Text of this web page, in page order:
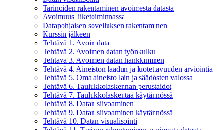
Tarinoiden rakentaminen avoimesta datasta
Avoimuus liiketoiminnassa
Datapohjaisen sovelluksen rakentaminen
Kurssin jälkeen
Tehtävä 1. Avoin data
Tehtävä 2. Avoimen datan työnkulku
Tehtävä 3. Avoimen datan hankkiminen
Tehtävä 4. Aineiston laadun ja luotettavuuden arviointia
Tehtävä 5. Oma aineisto lain ja säädösten valossa
Tehtävä 6. Taulukkolaskennan perustaidot
Tehtävä 7. Taulukkolaskentaa käytännössä
Tehtävä 8. Datan siivoaminen
Tehtävä 9. Datan siivoaminen käytännössä
Tehtävä 10. Datan visualisointi